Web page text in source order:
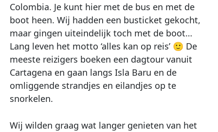
Colombia. Je kunt hier met de bus en met de
boot heen. Wij hadden een busticket gekocht,
maar gingen uiteindelijk toch met de boot…
Lang leven het motto ‘alles kan op reis’ 🙂 De
meeste reizigers boeken een dagtour vanuit
Cartagena en gaan langs Isla Baru en de
omliggende strandjes en eilandjes op te
snorkelen.
Wij wilden graag wat langer genieten van het